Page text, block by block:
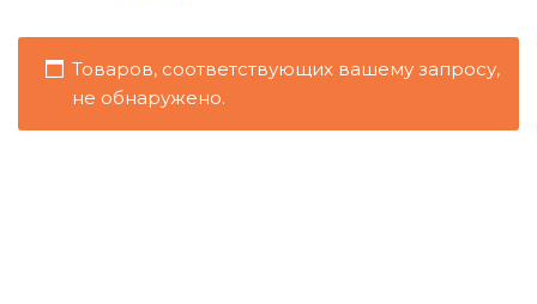
Товаров, соответствующих вашему запросу,
не обнаружено.